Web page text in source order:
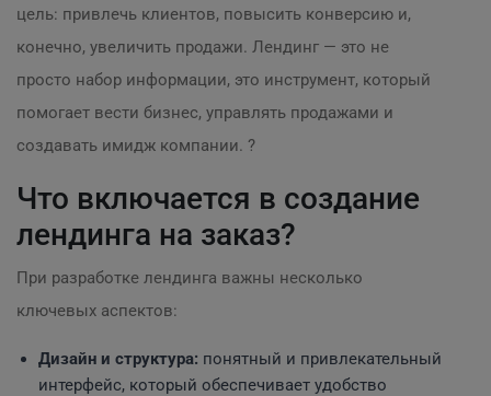
цель: привлечь клиентов, повысить конверсию и,
конечно, увеличить продажи. Лендинг — это не
просто набор информации, это инструмент, который
помогает вести бизнес, управлять продажами и
создавать имидж компании. ?
Что включается в создание
лендинга на заказ?
При разработке лендинга важны несколько
ключевых аспектов:
Дизайн и структура: понятный и привлекательный
интерфейс, который обеспечивает удобство